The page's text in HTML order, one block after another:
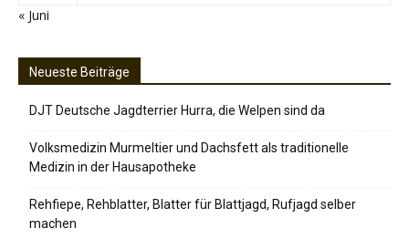
« Juni
Neueste Beiträge
DJT Deutsche Jagdterrier Hurra, die Welpen sind da
Volksmedizin Murmeltier und Dachsfett als traditionelle
Medizin in der Hausapotheke
Rehfiepe, Rehblatter, Blatter für Blattjagd, Rufjagd selber
machen